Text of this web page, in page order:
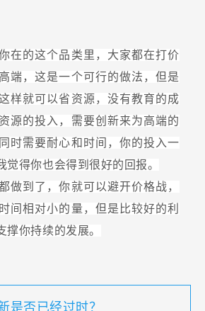
在的这个品类里，大家都在打价
端，这是一个可行的做法，但是
样就可以省资源，没有教育的成
源的投入，需要创新来为高端的
时需要耐心和时间，你的投入一
觉得你也会得到很好的回报。
做到了，你就可以避开价格战，
间相对小的量，但是比较好的利
撑你持续的发展。
是否已经过时？